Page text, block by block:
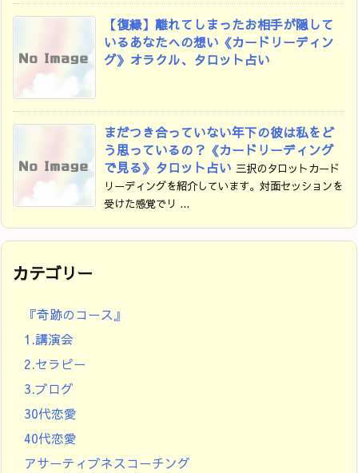
【復縁】離れてしまったお相手が隠して
いるあなたへの想い《カードリーディン
グ》オラクル、タロット占い
まだつき合っていない年下の彼は私をど
う思っているの？《カードリーディング
で見る》タロット占い 三択のタロットカード
リーディングを紹介しています。対面セッションを
受けた感覚でリ ...
カテゴリー
『奇跡のコース』
1.講演会
2.セラピー
3.ブログ
30代恋愛
40代恋愛
アサーティブネスコーチング